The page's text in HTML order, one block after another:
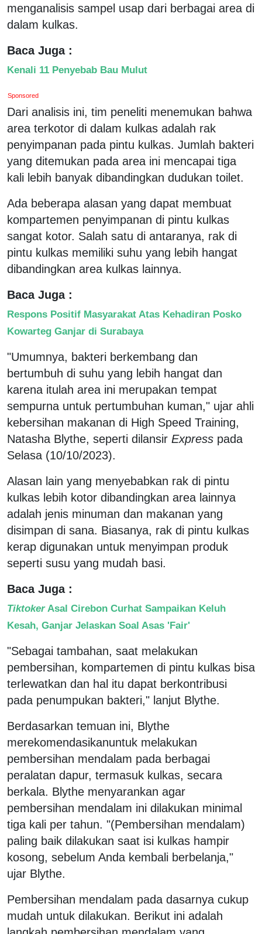
menganalisis sampel usap dari berbagai area di
dalam kulkas.
Baca Juga :
Kenali 11 Penyebab Bau Mulut
Sponsored
Dari analisis ini, tim peneliti menemukan bahwa
area terkotor di dalam kulkas adalah rak
penyimpanan pada pintu kulkas. Jumlah bakteri
yang ditemukan pada area ini mencapai tiga
kali lebih banyak dibandingkan dudukan toilet.
Ada beberapa alasan yang dapat membuat
kompartemen penyimpanan di pintu kulkas
sangat kotor. Salah satu di antaranya, rak di
pintu kulkas memiliki suhu yang lebih hangat
dibandingkan area kulkas lainnya.
Baca Juga :
Respons Positif Masyarakat Atas Kehadiran Posko
Kowarteg Ganjar di Surabaya
"Umumnya, bakteri berkembang dan
bertumbuh di suhu yang lebih hangat dan
karena itulah area ini merupakan tempat
sempurna untuk pertumbuhan kuman," ujar ahli
kebersihan makanan di High Speed Training,
Natasha Blythe, seperti dilansir Express pada
Selasa (10/10/2023).
Alasan lain yang menyebabkan rak di pintu
kulkas lebih kotor dibandingkan area lainnya
adalah jenis minuman dan makanan yang
disimpan di sana. Biasanya, rak di pintu kulkas
kerap digunakan untuk menyimpan produk
seperti susu yang mudah basi.
Baca Juga :
TiktokerAsal Cirebon Curhat Sampaikan Keluh
Kesah, Ganjar Jelaskan Soal Asas 'Fair'
"Sebagai tambahan, saat melakukan
pembersihan, kompartemen di pintu kulkas bisa
terlewatkan dan hal itu dapat berkontribusi
pada penumpukan bakteri," lanjut Blythe.
Berdasarkan temuan ini, Blythe
merekomendasikanuntuk melakukan
pembersihan mendalam pada berbagai
peralatan dapur, termasuk kulkas, secara
berkala. Blythe menyarankan agar
pembersihan mendalam ini dilakukan minimal
tiga kali per tahun. "(Pembersihan mendalam)
paling baik dilakukan saat isi kulkas hampir
kosong, sebelum Anda kembali berbelanja,"
ujar Blythe.
Pembersihan mendalam pada dasarnya cukup
mudah untuk dilakukan. Berikut ini adalah